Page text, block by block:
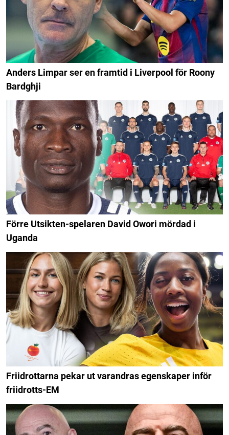
Anders Limpar ser en framtid i Liverpool för Roony
Bardghji
Förre Utsikten-spelaren David Owori mördad i
Uganda
Friidrottarna pekar ut varandras egenskaper inför
friidrotts-EM